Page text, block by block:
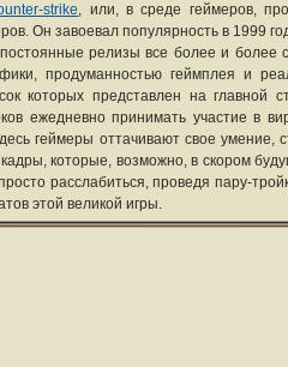
strike, или, в среде геймеров,
Он завоевал популярность в 1999
релизы все более и более
продуманностью геймплея и
которых представлен на главной
ежедневно принимать участие в
геймеры оттачивают свое умение,
которые, возможно, в скором
расслабиться, проведя пару-
этой великой игры.